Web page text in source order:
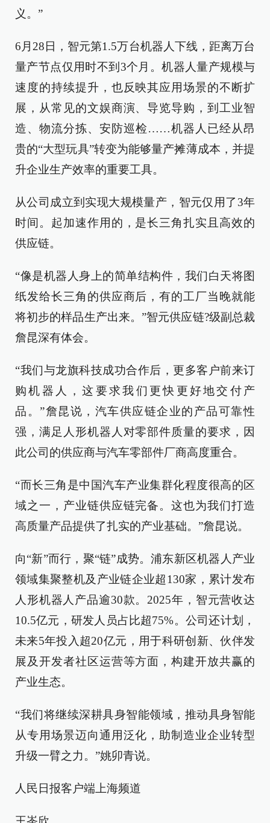
义。”
6月28日，智元第1.5万台机器人下线，距离万台
量产节点仅用时不到3个月。机器人量产规模与
速度的持续提升，也反映其应用场景的不断扩
展，从常见的文娱商演、导览导购，到工业智
造、物流分拣、安防巡检……机器人已经从昂
贵的“大型玩具”转变为能够量产摊薄成本，并提
升企业生产效率的重要工具。
从公司成立到实现大规模量产，智元仅用了3年
时间。起加速作用的，是长三角扎实且高效的
供应链。
“像是机器人身上的简单结构件，我们白天将图
纸发给长三角的供应商后，有的工厂当晚就能
将初步的样品生产出来。”智元供应链?级副总裁
詹昆深有体会。
“我们与龙旗科技成功合作后，更多客户前来订
购机器人，这要求我们更快更好地交付产
品。”詹昆说，汽车供应链企业的产品可靠性
强，满足人形机器人对零部件质量的要求，因
此公司的供应商与汽车零部件厂商高度重合。
“而长三角是中国汽车产业集群化程度很高的区
域之一，产业链供应链完备。这也为我们打造
高质量产品提供了扎实的产业基础。”詹昆说。
向“新”而行，聚“链”成势。浦东新区机器人产业
领域集聚整机及产业链企业超130家，累计发布
人形机器人产品逾30款。2025年，智元营收达
10.5亿元，研发人员占比超75%。公司还计划，
未来5年投入超20亿元，用于科研创新、伙伴发
展及开发者社区运营等方面，构建开放共赢的
产业生态。
“我们将继续深耕具身智能领域，推动具身智能
从专用场景迈向通用泛化，助制造业企业转型
升级一臂之力。”姚卯青说。
人民日报客户端上海频道